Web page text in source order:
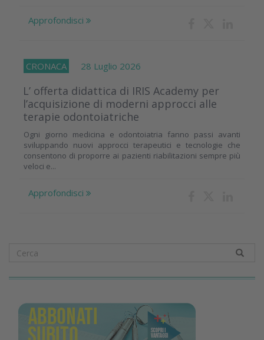
Approfondisci
CRONACA 28 Luglio 2026
L’ offerta didattica di IRIS Academy per
l’acquisizione di moderni approcci alle
terapie odontoiatriche
Ogni giorno medicina e odontoiatria fanno passi avanti
sviluppando nuovi approcci terapeutici e tecnologie che
consentono di proporre ai pazienti riabilitazioni sempre più
veloci e...
Approfondisci